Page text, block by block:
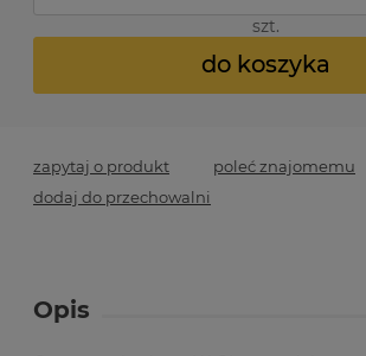
szt.
do koszyka
zapytaj o produkt poleć znajomemu
dodaj do przechowalni
Opis